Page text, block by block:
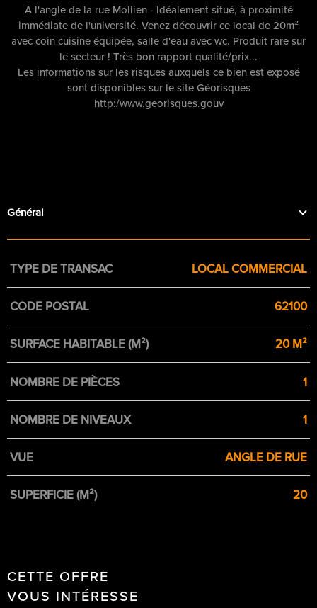
A l'angle de la rue Mollien - Idéalement situé, à proximité
immédiate de l'université. Venez découvrir ce local de 20m²
avec coin cuisine équipée, salle d'eau avec wc. Produit rare sur
le secteur ! Très bon rapport qualité/prix...
Les informations sur les risques auxquels ce bien est exposé
sont disponibles sur le site Géorisques
http:/www.georisques.gouv
Général
Caractérisque Valeurs
TYPE DE TRANSAC LOCAL COMMERCIAL
CODE POSTAL 62100
SURFACE HABITABLE (M²) 20 M²
NOMBRE DE PIÈCES 1
NOMBRE DE NIVEAUX 1
VUE ANGLE DE RUE
SUPERFICIE (M²) 20
CETTE OFFRE
VOUS INTÉRESSE